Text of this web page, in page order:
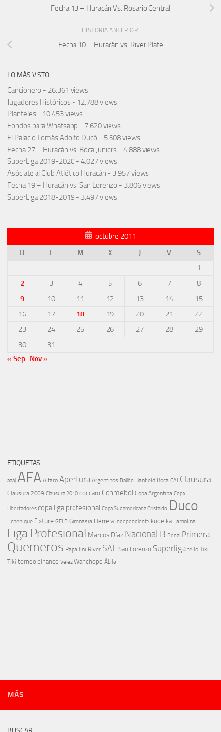
Fecha 13 – Huracán Vs. Rosario Central
HISTORIA ANTERIOR
Fecha 10 – Huracán vs. River Plate
LO MÁS VISTO
Cancionero - 26.361 views
Jugadores Históricos - 12.788 views
Planteles - 10.453 views
Fondos para Whatsapp - 7.620 views
El Palacio Tomás Adolfo Ducó - 5.608 views
Fecha 27 – Huracán vs. Boca Juniors - 4.888 views
SuperLiga 2019-2020 - 4.027 views
Asóciate al Club Atlético Huracán - 3.957 views
Fecha 19 – Huracán vs. San Lorenzo - 3.806 views
SuperLiga 2018-2019 - 3.497 views
octubre 2011
D
L M X J V
S
1
2
3 4 5 6 7
8
9
10 11 12 13 14
15
16
17 18 19 20 21
22
23
24 25 26 27 28
29
30
31
« Sep Nov »
ETIQUETAS
aaaj AFA Alfaro Apertura Argentinos Baliño Banfield Boca CAI Clausura
Clausura 2009 Clausura 2010 coccaro Conmebol Copa Argentina Copa
Libertadores copa liga profesional Copa Sudamericana Cristaldo Duco
Echenique Fixture GELP Gimnasia Herrera Independiente kudelka Lamolina
Liga Profesional Marcos Díaz Nacional B Penal Primera
Quemeros Rapallini River SAF San Lorenzo Superliga tello Tiki
Tiki torneo binance Velez Wanchope Ábila
MÁS
BUSCAR